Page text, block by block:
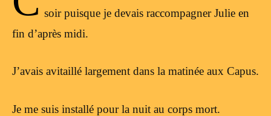
soir puisque je devais raccompagner Julie en
fin d’après midi.
J’avais avitaillé largement dans la matinée aux Capus.
Je me suis installé pour la nuit au corps mort.